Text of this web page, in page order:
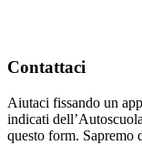
Contattaci
Aiutaci fissando un
indicati
questo form. Sapremo